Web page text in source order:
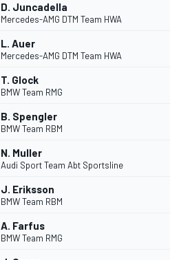
D. Juncadella
Mercedes-AMG DTM Team HWA
L. Auer
Mercedes-AMG DTM Team HWA
T. Glock
BMW Team RMG
B. Spengler
BMW Team RBM
N. Muller
Audi Sport Team Abt Sportsline
J. Eriksson
BMW Team RBM
A. Farfus
BMW Team RMG